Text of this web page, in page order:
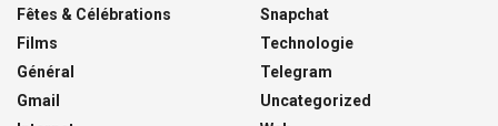
Fêtes & Célébrations
Films
Général
Gmail
Snapchat
Technologie
Telegram
Uncategorized